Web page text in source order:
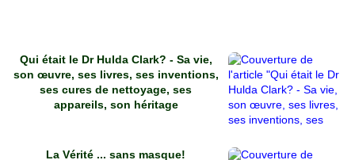
Qui était le Dr Hulda Clark? - Sa vie,
son œuvre, ses livres, ses inventions,
ses cures de nettoyage, ses
appareils, son héritage
La Vérité ... sans masque!